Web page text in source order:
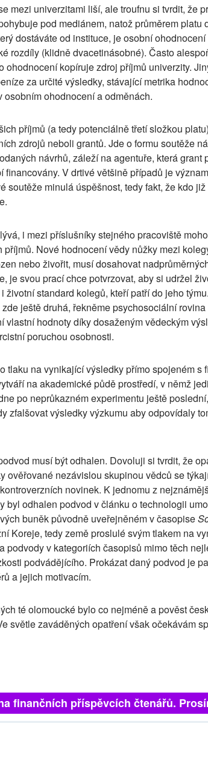
mezi univerzitami liší, ale troufnu si tvrdit, že
pod mediánem, natož průměrem platu
dostáváte od instituce, je osobní ohodnocení
rozdíly (klidně dvacetinásobné). Často
ohodnocení kopíruje zdroj příjmů univerzity.
za určité výsledky, stávající metrika
ohodnocení a odměnách.
příjmů (a tedy potenciálně třetí složkou
zdrojů neboli grantů. Jde o formu soutěže
návrhů, záleží na agentuře, která grant
financovány. V drtivé většině případů je
soutěže minulá úspěšnost, tedy fakt, že kdo
i mezi příslušníky stejného pracoviště
Nové hodnocení vědy nůžky mezi
nebo živořit, musí dosahovat
je svou prací chce potvrzovat, aby si udržel
životní standard kolegů, kteří patří do jeho
ještě druhá, řekněme psychosociální rovina
vlastní hodnoty díky dosaženým vědeckým
poruchou osobnosti.
tlaku na vynikající výsledky přímo spojeném s
na akademické půdě prostředí, v němž
po neprůkazném experimentu ještě
zfalšovat výsledky výzkumu aby odpovídaly
musí být odhalen. Dovoluji si tvrdit, že
ověřované nezávislou skupinou vědců se
novinek. K jednomu z
byl odhalen podvod v článku o technologii
buněk původně uveřejněném v časopise
Koreje, tedy země proslulé svým tlakem na
podvody v kategoriích časopisů mimo těch
podvádějícího. Prokázat daný podvod je
a jejich motivacím.
té olomoucké bylo co nejméně a pověst
světle zaváděných opatření však očekávám
finančních příspěvcích čtenářů.